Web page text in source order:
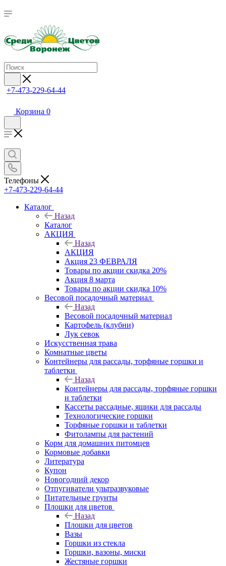
+7-473-229-64-44
Корзина 0
Телефоны
+7-473-229-64-44
Каталог
Назад
Каталог
АКЦИЯ
Назад
АКЦИЯ
Акция 23 ФЕВРАЛЯ
Товары по акции скидка 20%
Акция 8 марта
Товары по акции скидка 10%
Весовой посадочный материал
Назад
Весовой посадочный материал
Картофель (клубни)
Лук севок
Искусственная трава
Комнатные цветы
Контейнеры для рассады, торфяные горшки и
таблетки
Назад
Контейнеры для рассады, торфяные горшки
и таблетки
Кассеты рассадные, ящики для рассады
Технологические горшки
Торфяные горшки и таблетки
Фитолампы для растений
Корм для домашних питомцев
Кормовые добавки
Литература
Купон
Новогодний декор
Отпугиватели ультразвуковые
Питательные грунты
Плошки для цветов
Назад
Плошки для цветов
Вазы
Горшки из стекла
Горшки, вазоны, миски
Жестяные горшки